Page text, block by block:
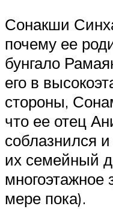
Сонакши
почему ее
бунгало
его в
стороны,
что ее отец
соблазнился
их семейный
многоэтажное
мере пока).